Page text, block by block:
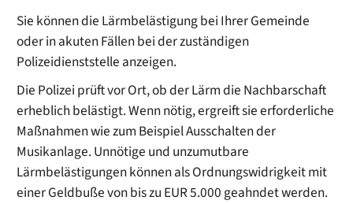
Sie können die Lärmbelästigung bei Ihrer Gemeinde
oder in akuten Fällen bei der zuständigen
Polizeidienststelle anzeigen.
Die Polizei prüft vor Ort, ob der Lärm die Nachbarschaft
erheblich belästigt. Wenn nötig, ergreift sie erforderliche
Maßnahmen wie zum Beispiel Ausschalten der
Musikanlage. Unnötige und unzumutbare
Lärmbelästigungen können als Ordnungswidrigkeit mit
einer Geldbuße von bis zu EUR 5.000 geahndet werden.